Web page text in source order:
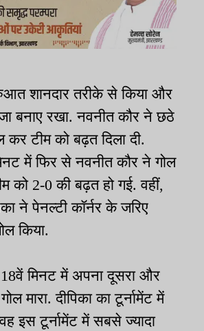
शानदार तरीके से किया और
बनाए रखा. नवनीत कौर ने छठे
कर टीम को बढ़त दिला दी.
में फिर से नवनीत कौर ने गोल
को 2-0 की बढ़त हो गई. वहीं,
ने पेनल्टी कॉर्नर के जरिए
किया.
18वें मिनट में अपना दूसरा और
मारा. दीपिका का टूर्नामेंट में
इस टूर्नामेंट में सबसे ज्यादा